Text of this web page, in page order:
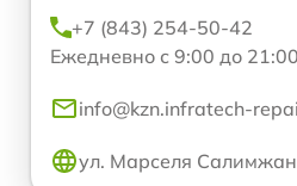
+7 (843) 254-50-42
Ежедневно с 9:00 до 21:00
info@kzn.infratech-
ул. Марселя